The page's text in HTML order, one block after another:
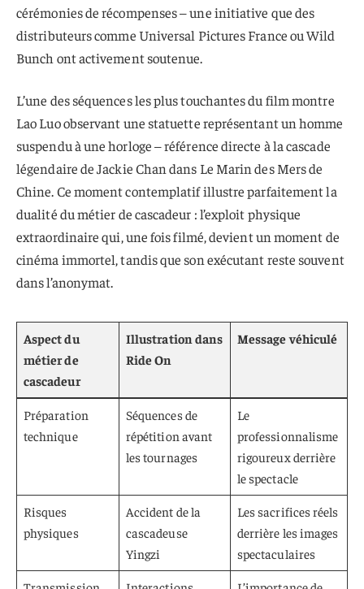
cérémonies de récompenses – une initiative que des
distributeurs comme Universal Pictures France ou Wild
Bunch ont activement soutenue.
L’une des séquences les plus touchantes du film montre
Lao Luo observant une statuette représentant un homme
suspendu à une horloge – référence directe à la cascade
légendaire de Jackie Chan dans Le Marin des Mers de
Chine. Ce moment contemplatif illustre parfaitement la
dualité du métier de cascadeur : l’exploit physique
extraordinaire qui, une fois filmé, devient un moment de
cinéma immortel, tandis que son exécutant reste souvent
dans l’anonymat.
Aspect du
métier de
cascadeur
Illustration dans
Ride On
Message véhiculé
Préparation
technique
Séquences de
répétition avant
les tournages
Le
professionnalisme
rigoureux derrière
le spectacle
Risques
physiques
Accident de la
cascadeuse
Yingzi
Les sacrifices réels
derrière les images
spectaculaires